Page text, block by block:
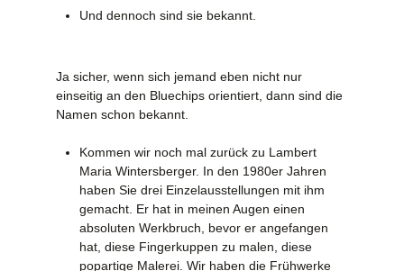
Und dennoch sind sie bekannt.
Ja sicher, wenn sich jemand eben nicht nur
einseitig an den Bluechips orientiert, dann sind die
Namen schon bekannt.
Kommen wir noch mal zurück zu Lambert
Maria Wintersberger. In den 1980er Jahren
haben Sie drei Einzelausstellungen mit ihm
gemacht. Er hat in meinen Augen einen
absoluten Werkbruch, bevor er angefangen
hat, diese Fingerkuppen zu malen, diese
popartige Malerei. Wir haben die Frühwerke